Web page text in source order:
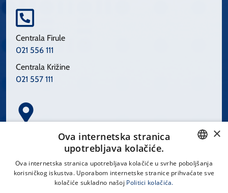
Centrala Firule
021 556 111
Centrala Križine
021 557 111
Spinčićeva 1, 21000 Split
CROATIAN
×
Ova internetska stranica
upotrebljava kolačiće.
Ova internetska stranica upotrebljava kolačiće u svrhe poboljšanja
korisničkog iskustva. Uporabom internetske stranice prihvaćate sve
kolačiće sukladno našoj Politici kolačića.